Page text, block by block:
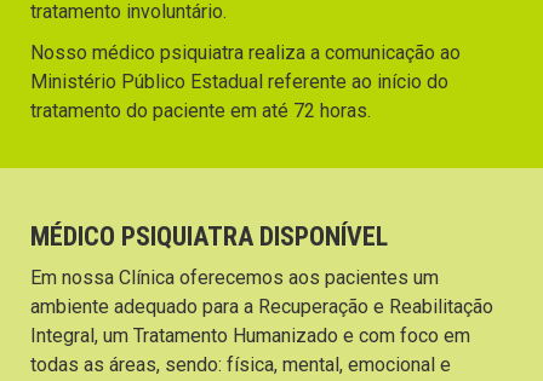
tratamento involuntário.
Nosso médico psiquiatra realiza a comunicação ao
Ministério Público Estadual referente ao início do
tratamento do paciente em até 72 horas.
MÉDICO PSIQUIATRA DISPONÍVEL
Em nossa Clínica oferecemos aos pacientes um
ambiente adequado para a Recuperação e Reabilitação
Integral, um Tratamento Humanizado e com foco em
todas as áreas, sendo: física, mental, emocional e